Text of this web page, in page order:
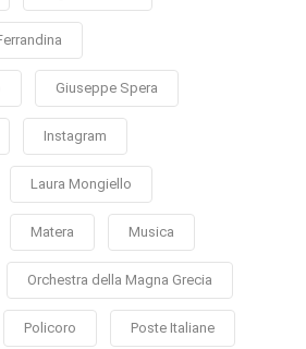
Giuseppe Spera
Instagram
Laura Mongiello
Matera Musica
Orchestra della Magna Grecia
Policoro Poste Italiane